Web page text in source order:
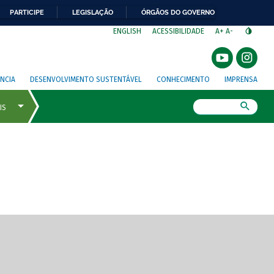
PARTICIPE LEGISLAÇÃO ÓRGÃOS DO GOVERNO
ENGLISH ACESSIBILIDADE A+ A-
DESENVOLVIMENTO SUSTENTÁVEL CONHECIMENTO IMPRENSA
de tela